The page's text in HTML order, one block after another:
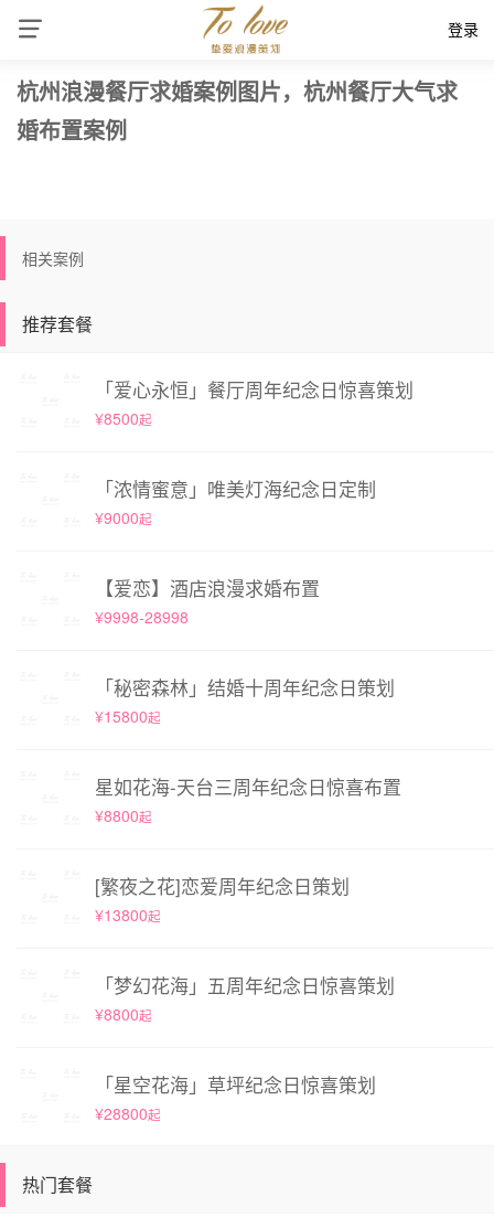
登录
杭州浪漫餐厅求婚案例图片，杭州餐厅大气求
婚布置案例
相关案例
推荐套餐
「爱心永恒」餐厅周年纪念日惊喜策划
¥8500起
「浓情蜜意」唯美灯海纪念日定制
¥9000起
【爱恋】酒店浪漫求婚布置
¥9998-28998
「秘密森林」结婚十周年纪念日策划
¥15800起
星如花海-天台三周年纪念日惊喜布置
¥8800起
[繁夜之花]恋爱周年纪念日策划
¥13800起
「梦幻花海」五周年纪念日惊喜策划
¥8800起
「星空花海」草坪纪念日惊喜策划
¥28800起
热门套餐